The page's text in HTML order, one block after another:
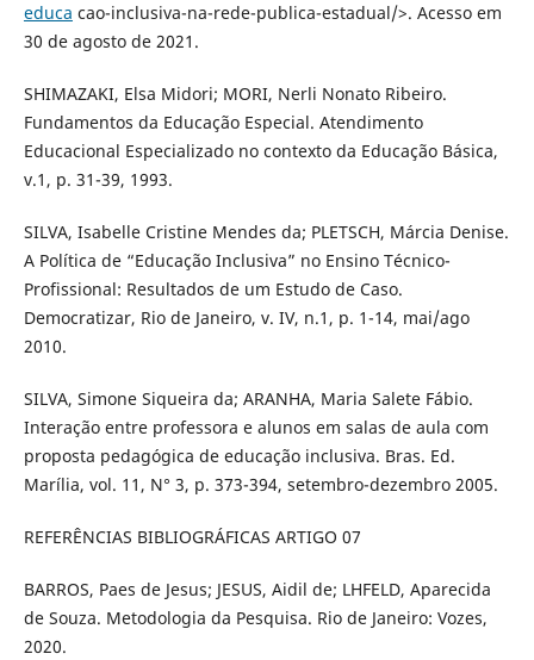
educa cao-inclusiva-na-rede-publica-estadual/>. Acesso em
30 de agosto de 2021.
SHIMAZAKI, Elsa Midori; MORI, Nerli Nonato Ribeiro.
Fundamentos da Educação Especial. Atendimento
Educacional Especializado no contexto da Educação Básica,
v.1, p. 31-39, 1993.
SILVA, Isabelle Cristine Mendes da; PLETSCH, Márcia Denise.
A Política de “Educação Inclusiva” no Ensino Técnico-
Profissional: Resultados de um Estudo de Caso.
Democratizar, Rio de Janeiro, v. IV, n.1, p. 1-14, mai/ago
2010.
SILVA, Simone Siqueira da; ARANHA, Maria Salete Fábio.
Interação entre professora e alunos em salas de aula com
proposta pedagógica de educação inclusiva. Bras. Ed.
Marília, vol. 11, N° 3, p. 373-394, setembro-dezembro 2005.
REFERÊNCIAS BIBLIOGRÁFICAS ARTIGO 07
BARROS, Paes de Jesus; JESUS, Aidil de; LHFELD, Aparecida
de Souza. Metodologia da Pesquisa. Rio de Janeiro: Vozes,
2020.